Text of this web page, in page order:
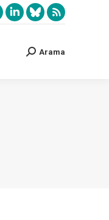
Arama